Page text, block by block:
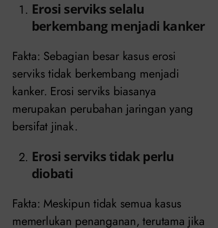
Erosi serviks selalu
berkembang menjadi kanker
Fakta: Sebagian besar kasus erosi
serviks tidak berkembang menjadi
kanker. Erosi serviks biasanya
merupakan perubahan jaringan yang
bersifat jinak.
Erosi serviks tidak perlu
diobati
Fakta: Meskipun tidak semua kasus
memerlukan penanganan, terutama jika